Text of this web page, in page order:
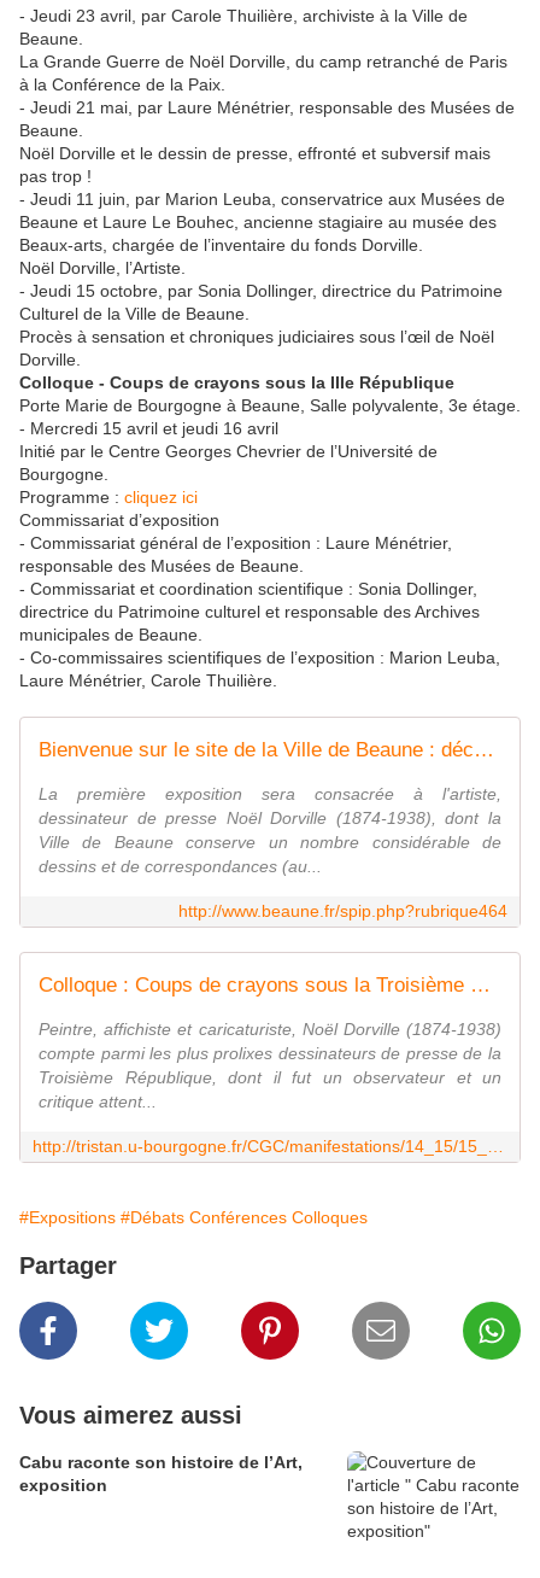
- Jeudi 23 avril, par Carole Thuilière, archiviste à la Ville de
Beaune.
La Grande Guerre de Noël Dorville, du camp retranché de Paris
à la Conférence de la Paix.
- Jeudi 21 mai, par Laure Ménétrier, responsable des Musées de
Beaune.
Noël Dorville et le dessin de presse, effronté et subversif mais
pas trop !
- Jeudi 11 juin, par Marion Leuba, conservatrice aux Musées de
Beaune et Laure Le Bouhec, ancienne stagiaire au musée des
Beaux-arts, chargée de l’inventaire du fonds Dorville.
Noël Dorville, l’Artiste.
- Jeudi 15 octobre, par Sonia Dollinger, directrice du Patrimoine
Culturel de la Ville de Beaune.
Procès à sensation et chroniques judiciaires sous l’œil de Noël
Dorville.
Colloque - Coups de crayons sous la IIIe République
Porte Marie de Bourgogne à Beaune, Salle polyvalente, 3e étage.
- Mercredi 15 avril et jeudi 16 avril
Initié par le Centre Georges Chevrier de l’Université de
Bourgogne.
Programme : cliquez ici
Commissariat d’exposition
- Commissariat général de l’exposition : Laure Ménétrier,
responsable des Musées de Beaune.
- Commissariat et coordination scientifique : Sonia Dollinger,
directrice du Patrimoine culturel et responsable des Archives
municipales de Beaune.
- Co-commissaires scientifiques de l’exposition : Marion Leuba,
Laure Ménétrier, Carole Thuilière.
Bienvenue sur le site de la Ville de Beaune : découvrir Beaune,vivre à Beaune, vignobles, Bourgogne
La première exposition sera consacrée à l'artiste,
dessinateur de presse Noël Dorville (1874-1938), dont la
Ville de Beaune conserve un nombre considérable de
dessins et de correspondances (au...
http://www.beaune.fr/spip.php?rubrique464
Colloque : Coups de crayons sous la Troisième République. Autour de l'exposition Noël Dorville
Peintre, affichiste et caricaturiste, Noël Dorville (1874-1938)
compte parmi les plus prolixes dessinateurs de presse de la
Troisième République, dont il fut un observateur et un
critique attent...
#Expositions #Débats Conférences Colloques
Partager
Vous aimerez aussi
Cabu raconte son histoire de l’Art,
exposition